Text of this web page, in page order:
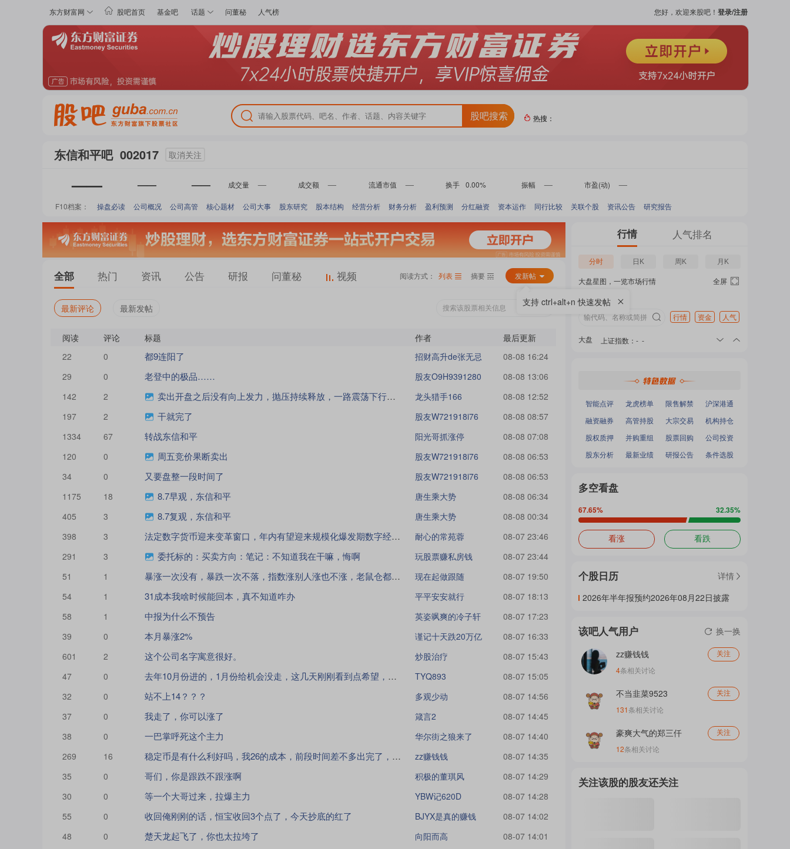
东方财富网 股吧首页 基金吧 话题 问董秘 人气榜 您好，欢迎来股吧！ 登录/注册
股吧搜索
热门
热
主
热
热搜：
东信和平吧 002017 取消关注
—— —— —— 成交量 - 成交额 - 流通市值 - 换手 0.00% 振幅 - 市盈(动) -
F10档案： 操盘必读 公司概况 公司高管 核心题材 公司大事 股东研究 股本结构 经营分析 财务分析 盈利预测 分红融资 资本运作 同行比较 关联个股 资讯公告 研究报告
全部 热门 资讯 公告 研报 问董秘 视频 阅读方式： 列表 摘要 发新帖
支持 ctrl+alt+n 快速发帖
最新评论 最新发帖
阅读 评论 标题 作者
最后更新
22
0 都9连阳了 招财高升de张无忌
08-08 16:24
29
0 老登中的极品…… 股友O9H9391280
08-08 13:06
142
2 卖出开盘之后没有向上发力，抛压持续释放，一路震荡下行，资金承接偏弱，短线情绪走弱 龙头猎手166
08-08 12:52
197
2 干就完了 股友W721918i76
08-08 08:57
1334
67 转战东信和平 阳光哥抓涨停
08-08 07:08
120
0 周五竞价果断卖出 股友W721918i76
08-08 06:53
34
0 又要盘整一段时间了 股友W721918i76
08-08 06:53
1175
18 8.7早观，东信和平 唐生乘大势
08-08 06:34
405
3 8.7复观，东信和平 唐生乘大势
08-08 00:34
398
3 法定数字货币迎来变革窗口，年内有望迎来规模化爆发期数字经济浪潮之下，货币数字化已 耐心的常苑蓉
08-07 23:46
291
3 委托标的：买卖方向：笔记：不知道我在干嘛，悔啊 玩股票赚私房钱
08-07 23:44
51
1 暴涨一次没有，暴跌一次不落，指数涨别人涨也不涨，老鼠仓都不如 现在起做跟随
08-07 19:50
54
1 31成本我啥时候能回本，真不知道咋办 平平安安就行
08-07 18:13
58
1 中报为什么不预告 英姿飒爽的冷子轩
08-07 17:23
39
0 本月暴涨2% 谨记十天跌20万亿
08-07 16:33
601
2 这个公司名字寓意很好。 炒股治疗
08-07 15:43
47
0 去年10月份进的，1月份给机会没走，这几天刚刚看到点希望，又要泄了 TYQ893
08-07 15:05
32
0 站不上14？？？ 多观少动
08-07 14:56
37
0 我走了，你可以涨了 箴言2
08-07 14:45
38
0 一巴掌呼死这个主力 华尔街之狼来了
08-07 14:40
269
16 稳定币是有什么利好吗，我26的成本，前段时间差不多出完了，要不要买回来 zz赚钱钱
08-07 14:35
35
0 哥们，你是跟跌不跟涨啊 积极的董琪风
08-07 14:29
30
0 等一个大哥过来，拉爆主力 YBW记620D
08-07 14:28
55
0 收回俺刚刚的话，恒宝收回3个点了，今天抄底的红了 BJYX是真的赚钱
08-07 14:02
48
0 楚天龙起飞了，你也太拉垮了 向阳而高
08-07 14:01
行情 人气排名
分时 日K 周K 月K
大盘星图，一览市场行情 全屏
行情 资金 人气
大盘 上证指数 ： - -
：- -
智能点评 龙虎榜单 限售解禁
沪深港通
融资融券
高管持股 大宗交易
机构持仓
股权质押
并购重组 股票回购
公司投资
股东分析
最新业绩 研报公告 条件选股
多空看盘
67.65% 32.35%
看涨 看跌
个股日历
详情
2026年半年报预约2026年08月22日披露
该吧人气用户 换一换
zz赚钱钱 关注
4条相关讨论
不当韭菜9523 关注
131条相关讨论
豪爽大气的郑三仟 关注
12条相关讨论
关注该股的股友还关注